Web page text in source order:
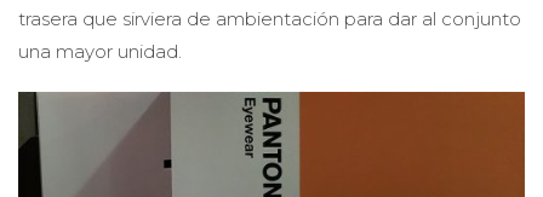
trasera que sirviera de ambientación para dar al conjunto
una mayor unidad.